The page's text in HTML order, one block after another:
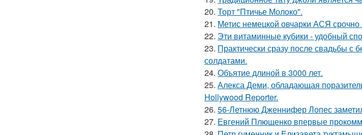
20. Торт "Птичье Молоко".
21. Метис немецкой овчарки АСЯ
22. Эти витаминные кубики - удобный
23. Практически сразу после свадьбы
солдатами.
24. Объятие длиной в 3000 лет.
25. Алекса Деми, обладающая
Hollywood Reporter.
26. 56-Летнюю Дженнифер Лопес
27. Евгений Плющенко впервые